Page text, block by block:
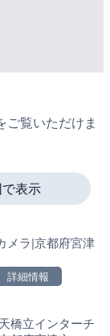
覧いただけま
メラ|京都府宮津
詳細情報
橋立インターチ
表示
ブカメラの詳細が表示さ